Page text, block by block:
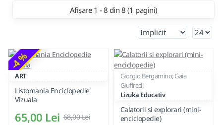
Afișare 1 - 8 din 8 (1 pagini)
-4 %
ART
Listomania Enciclopedie
Vizuala
65,00 Lei 68,00 Lei
Giorgio Bergamino; Gaia
Giuffredi
Lizuka Educativ
Calatorii si explorari (mini-
enciclopedie)